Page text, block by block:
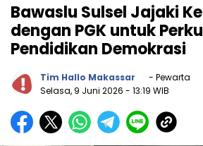
Bawaslu Sulsel Jajaki
dengan PGK untuk
Pendidikan Demokrasi
Tim Hallo Makassar
- Pewarta
Selasa, 9 Juni 2026 - 13:19 WIB